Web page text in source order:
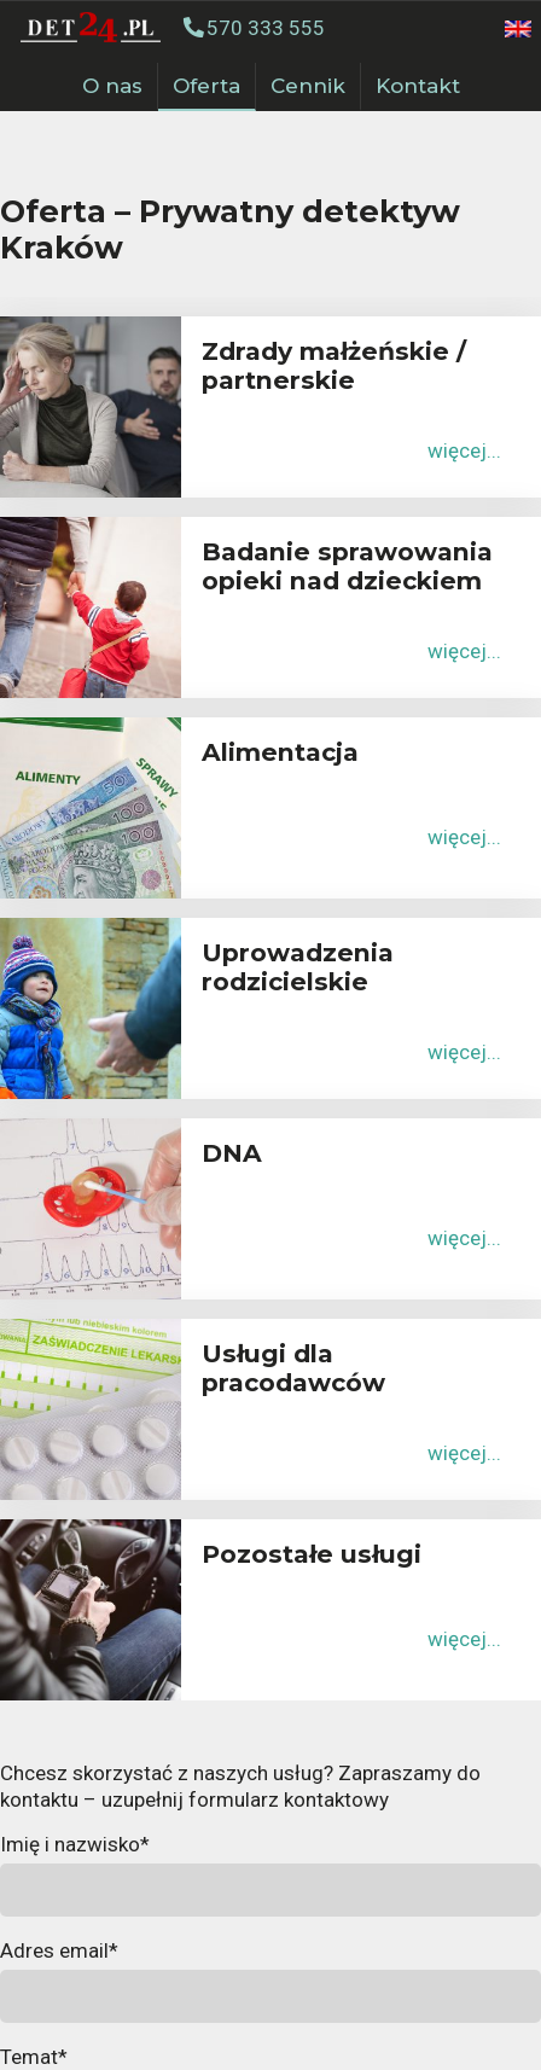
570 333 555
O nas Oferta Cennik Kontakt
Oferta – Prywatny detektyw
Kraków
Zdrady małżeńskie /
partnerskie
więcej...
Badanie sprawowania
opieki nad dzieckiem
więcej...
Alimentacja
więcej...
Uprowadzenia
rodzicielskie
więcej...
DNA
więcej...
Usługi dla
pracodawców
więcej...
Pozostałe usługi
więcej...
Chcesz skorzystać z naszych usług? Zapraszamy do
kontaktu – uzupełnij formularz kontaktowy
Imię i nazwisko*
Adres email*
Temat*